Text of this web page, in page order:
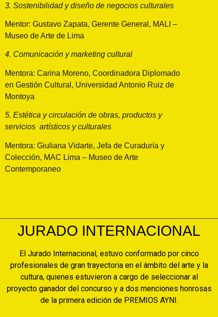
3. Sostenibilidad y diseño de negocios culturales
Mentor: Gustavo Zapata, Gerente General, MALI –
Museo de Arte de Lima
4. Comunicación y marketing cultural
Mentora: Carina Moreno, Coordinadora Diplomado
en Gestión Cultural, Universidad Antonio Ruiz de
Montoya
5. Estética y circulación de obras, productos y
servicios artísticos y culturales
Mentora: Giuliana Vidarte, Jefa de Curaduría y
Colección, MAC Lima – Museo de Arte
Contemporaneo
JURADO INTERNACIONAL
El Jurado Internacional, estuvo conformado por cinco
profesionales de gran trayectoria en el ámbito del arte y la
cultura, quienes estuvieron a cargo de seleccionar al
proyecto ganador del concurso y a dos menciones honrosas
de la primera edición de PREMIOS AYNI.